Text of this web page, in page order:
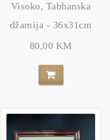
Visoko, Tabhanska
džamija - 36x31cm
80,00 KM